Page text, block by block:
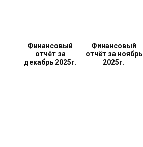
Финансовый
отчёт за
декабрь 2025г.
Финансовый
отчёт за ноябрь
2025г.